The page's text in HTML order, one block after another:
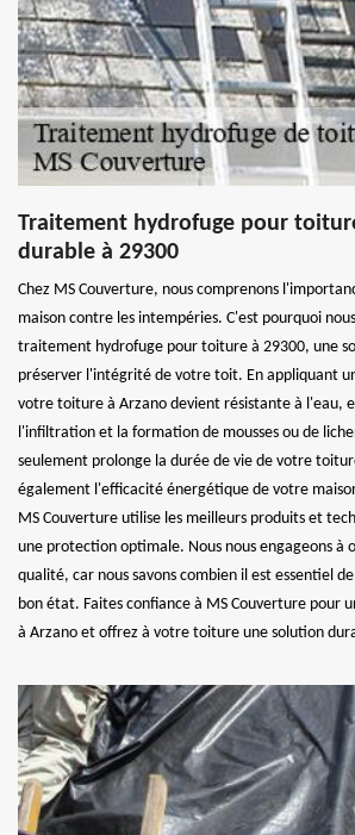
Traitement hydrofuge pour
durable à 29300
Chez MS Couverture, nous comprenons
maison contre les intempéries. C'est pourquoi
traitement hydrofuge pour toiture à 29300, une
préserver l'intégrité de votre toit. En appliquant
votre toiture à Arzano devient résistante à l'eau,
l'infiltration et la formation de mousses ou de
seulement prolonge la durée de vie de votre
également l'efficacité énergétique de votre
MS Couverture utilise les meilleurs produits et
une protection optimale. Nous nous engageons à
qualité, car nous savons combien il est essentiel
bon état. Faites confiance à MS Couverture pour
à Arzano et offrez à votre toiture une solution